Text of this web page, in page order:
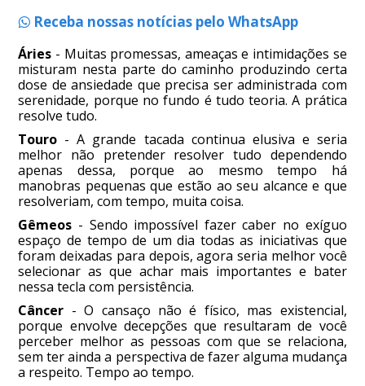
Receba nossas notícias pelo WhatsApp
Áries - Muitas promessas, ameaças e intimidações se
misturam nesta parte do caminho produzindo certa
dose de ansiedade que precisa ser administrada com
serenidade, porque no fundo é tudo teoria. A prática
resolve tudo.
Touro - A grande tacada continua elusiva e seria
melhor não pretender resolver tudo dependendo
apenas dessa, porque ao mesmo tempo há
manobras pequenas que estão ao seu alcance e que
resolveriam, com tempo, muita coisa.
Gêmeos - Sendo impossível fazer caber no exíguo
espaço de tempo de um dia todas as iniciativas que
foram deixadas para depois, agora seria melhor você
selecionar as que achar mais importantes e bater
nessa tecla com persistência.
Câncer - O cansaço não é físico, mas existencial,
porque envolve decepções que resultaram de você
perceber melhor as pessoas com que se relaciona,
sem ter ainda a perspectiva de fazer alguma mudança
a respeito. Tempo ao tempo.